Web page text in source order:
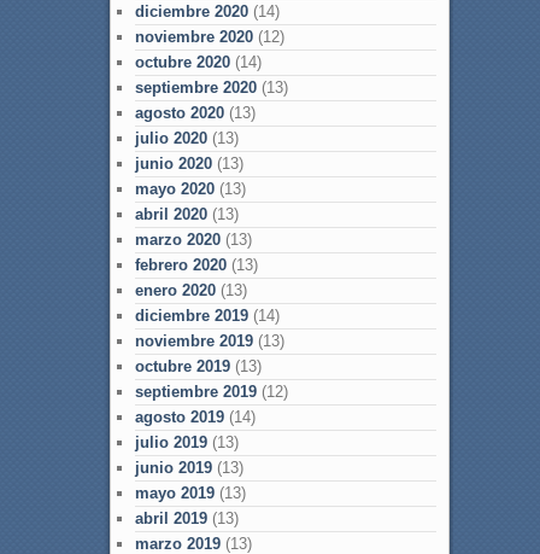
diciembre 2020(14)
noviembre 2020(12)
octubre 2020(14)
septiembre 2020(13)
agosto 2020(13)
julio 2020(13)
junio 2020(13)
mayo 2020(13)
abril 2020(13)
marzo 2020(13)
febrero 2020(13)
enero 2020(13)
diciembre 2019(14)
noviembre 2019(13)
octubre 2019(13)
septiembre 2019(12)
agosto 2019(14)
julio 2019(13)
junio 2019(13)
mayo 2019(13)
abril 2019(13)
marzo 2019(13)